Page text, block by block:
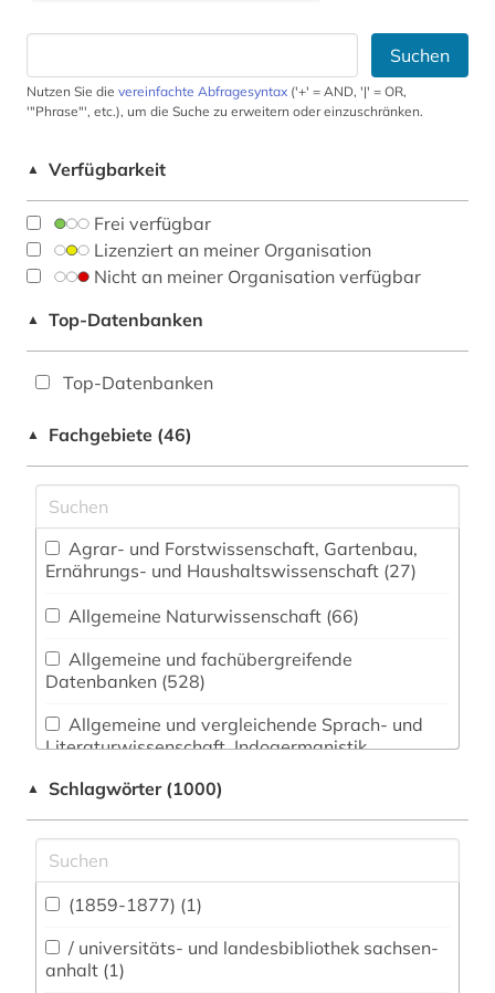
Suchen
Nutzen Sie die vereinfachte Abfragesyntax ('+' = AND, '|' = OR,
'"Phrase"', etc.), um die Suche zu erweitern oder einzuschränken.
▲ Verfügbarkeit
Frei verfügbar
Lizenziert an meiner Organisation
Nicht an meiner Organisation verfügbar
▲ Top-Datenbanken
Top-Datenbanken
▲ Fachgebiete (46)
Ernährungs- und Haushaltswissenschaft (27)
Allgemeine Naturwissenschaft (66)
Datenbanken (528)
Literaturwissenschaft. Indogermanistik.
(201)
Anglistik. Amerikanistik (219)
Archäologie (171)
Vermessungswesen (86)
▲ Schlagwörter (1000)
(1859-1877) (1)
anhalt (1)